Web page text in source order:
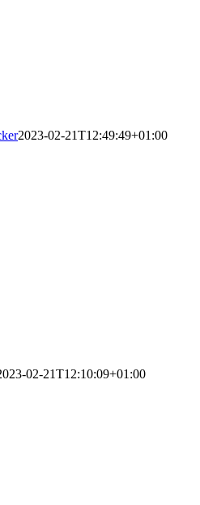
2023-02-21T12:49:49+01:00
02-21T12:10:09+01:00